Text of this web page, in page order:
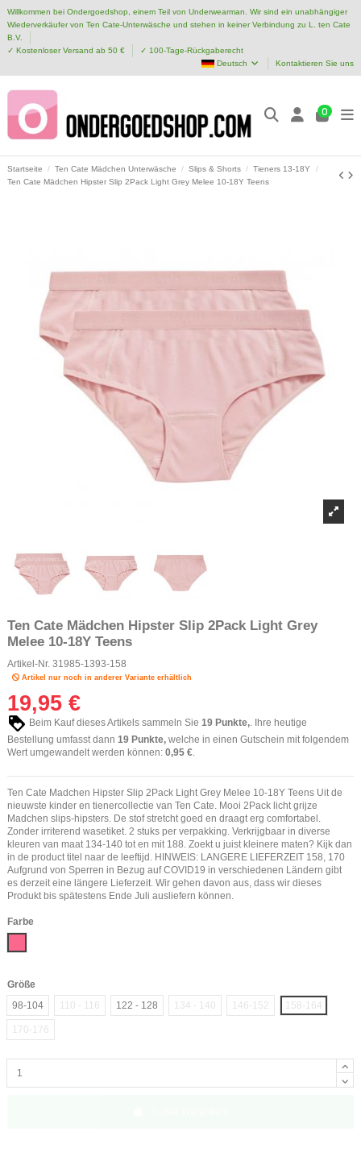
Willkommen bei Ondergoedshop, einem Teil von Underwearman. Wir sind ein unabhängiger
Wiederverkäufer von Ten Cate-Unterwäsche und stehen in keiner Verbindung zu L. ten Cate
B.V.
✓ Kostenloser Versand ab 50 €
✓ 100-Tage-Rückgaberecht
Deutsch
Kontaktieren Sie uns
0
Startseite Ten Cate Mädchen Unterwäsche Slips & Shorts
Tieners 13-18Y
Ten Cate Mädchen Hipster Slip 2Pack Light Grey Melee 10-18Y Teens
Ten Cate Mädchen Hipster Slip 2Pack Light Grey
Melee 10-18Y Teens
Artikel-Nr. 31985-1393-158
Artikel nur noch in anderer Variante erhältlich
19,95 €
Beim Kauf dieses Artikels sammeln Sie 19 Punkte,. Ihre heutige
Bestellung umfasst dann 19 Punkte, welche in einen Gutschein mit folgendem
Wert umgewandelt werden können: 0,95 €.
Ten Cate Madchen Hipster Slip 2Pack Light Grey Melee 10-18Y Teens Uit de
nieuwste kinder en tienercollectie van Ten Cate. Mooi 2Pack licht grijze
Madchen slips-hipsters. De stof stretcht goed en draagt erg comfortabel.
Zonder irriterend wasetiket. 2 stuks per verpakking. Verkrijgbaar in diverse
kleuren van maat 134-140 tot en mit 188. Zoekt u juist kleinere maten? Kijk dan
in de product titel naar de leeftijd. HINWEIS: LANGERE LIEFERZEIT 158, 170
Aufgrund von Sperren in Bezug auf COVID19 in verschiedenen Ländern gibt
es derzeit eine längere Lieferzeit. Wir gehen davon aus, dass wir dieses
Produkt bis spätestens Ende Juli ausliefern können.
Farbe
Größe
98-104
110 - 116 122 - 128 134 - 140 146-152 158-164
170-176